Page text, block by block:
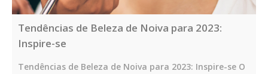
Tendências de Beleza de Noiva para 2023:
Inspire-se
Tendências de Beleza de Noiva para 2023: Inspire-se O